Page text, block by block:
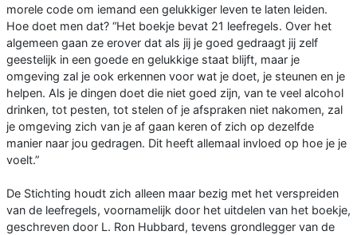
morele code om iemand een gelukkiger leven te laten leiden.
Hoe doet men dat? “Het boekje bevat 21 leefregels. Over het
algemeen gaan ze erover dat als jij je goed gedraagt jij zelf
geestelijk in een goede en gelukkige staat blijft, maar je
omgeving zal je ook erkennen voor wat je doet, je steunen en je
helpen. Als je dingen doet die niet goed zijn, van te veel alcohol
drinken, tot pesten, tot stelen of je afspraken niet nakomen, zal
je omgeving zich van je af gaan keren of zich op dezelfde
manier naar jou gedragen. Dit heeft allemaal invloed op hoe je je
voelt.”
De Stichting houdt zich alleen maar bezig met het verspreiden
van de leefregels, voornamelijk door het uitdelen van het boekje,
geschreven door L. Ron Hubbard, tevens grondlegger van de